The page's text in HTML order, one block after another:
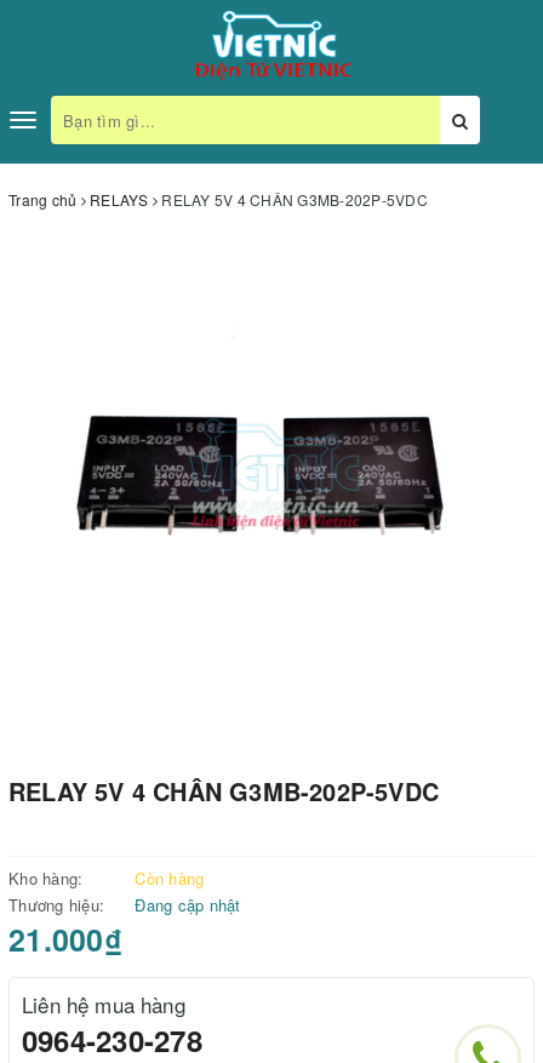
Toggle
navigation
Trang chủ RELAYS RELAY 5V 4 CHÂN G3MB-202P-5VDC
RELAY 5V 4 CHÂN G3MB-202P-5VDC
Kho hàng:
Còn hàng
Thương hiệu:
Đang cập nhật
21.000₫
Liên hệ mua hàng
0964-230-278